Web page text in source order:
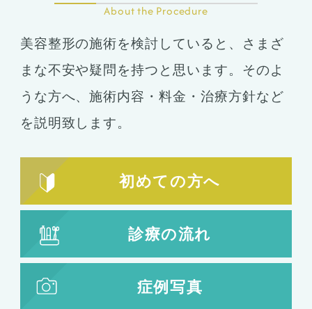
About the Procedure
美容整形の施術を検討していると、さまざ
まな不安や疑問を持つと思います。そのよ
うな方へ、施術内容・料金・治療方針など
を説明致します。
初めての方へ
診療の流れ
症例写真